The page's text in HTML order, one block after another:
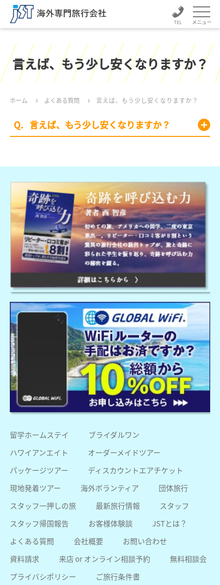
メニュー
言えば、もう少し安くなりますか？
ホーム よくある質問 言えば、もう少し安くなりますか？
言えば、もう少し安くなりますか？
留学ホームステイ
ブライダルワン
ハワイアンエイト
オーダーメイドツアー
パッケージツアー
ディスカウントエアチケット
現地発着ツアー
海外ボランティア
団体旅行
スタッフ一押しの旅
最新旅行情報
スタッフ
スタッフ帰国報告
お客様体験談
JSTとは？
よくある質問
会社概要
お問い合わせ
資料請求
来店 or オンライン相談予約
無料相談会
プライバシポリシー
ご旅行条件書